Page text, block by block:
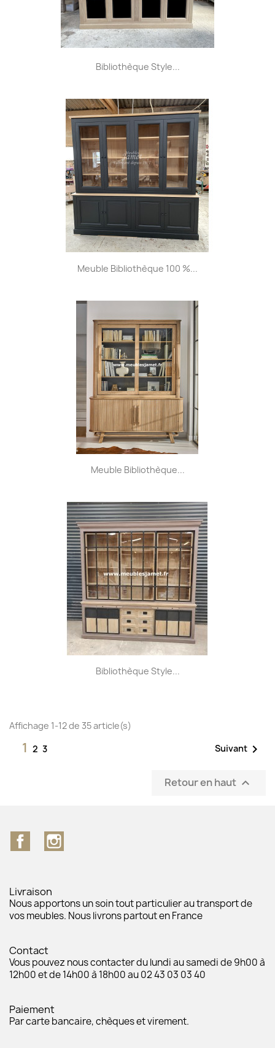
Bibliothèque Style...
Meuble Bibliothèque 100 %...
Meuble Bibliothèque...
Bibliothèque Style...
Affichage 1-12 de 35 article(s)
1 2 3 Suivant 
Retour en haut 
Facebook
Livraison
Nous apportons un soin tout particulier au transport de
vos meubles. Nous livrons partout en France
Contact
Vous pouvez nous contacter du lundi au samedi de 9h00 à
12h00 et de 14h00 à 18h00 au 02 43 03 03 40
Paiement
Par carte bancaire, chèques et virement.